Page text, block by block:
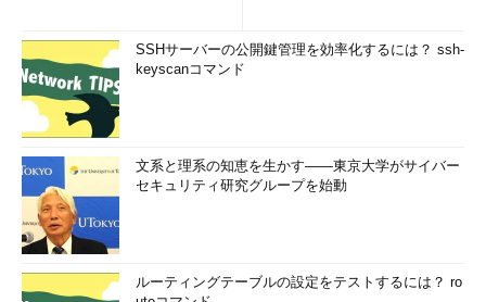
SSHサーバーの公開鍵管理を効率化するには？ ssh-
keyscanコマンド
文系と理系の知恵を生かす――東京大学がサイバー
セキュリティ研究グループを始動
ルーティングテーブルの設定をテストするには？ ro